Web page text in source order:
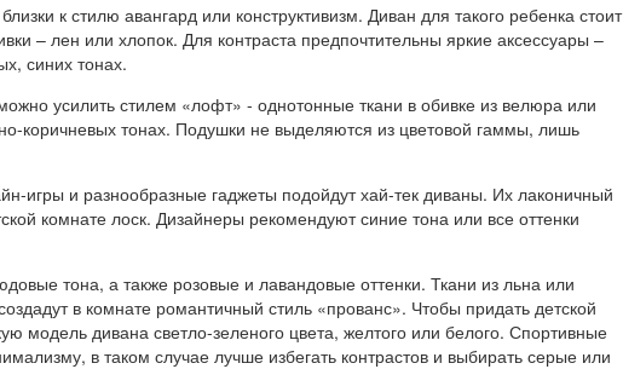
к стилю авангард или конструктивизм. Диван для такого ребенка стоит
– лен или хлопок. Для контраста предпочтительны яркие аксессуары –
синих тонах.
усилить стилем «лофт» - однотонные ткани в обивке из велюра или
коричневых тонах. Подушки не выделяются из цветовой гаммы, лишь
игры и разнообразные гаджеты подойдут хай-тек диваны. Их лаконичный
комнате лоск. Дизайнеры рекомендуют синие тона или все оттенки
тона, а также розовые и лавандовые оттенки. Ткани из льна или
в комнате романтичный стиль «прованс». Чтобы придать детской
модель дивана светло-зеленого цвета, желтого или белого. Спортивные
в таком случае лучше избегать контрастов и выбирать серые или